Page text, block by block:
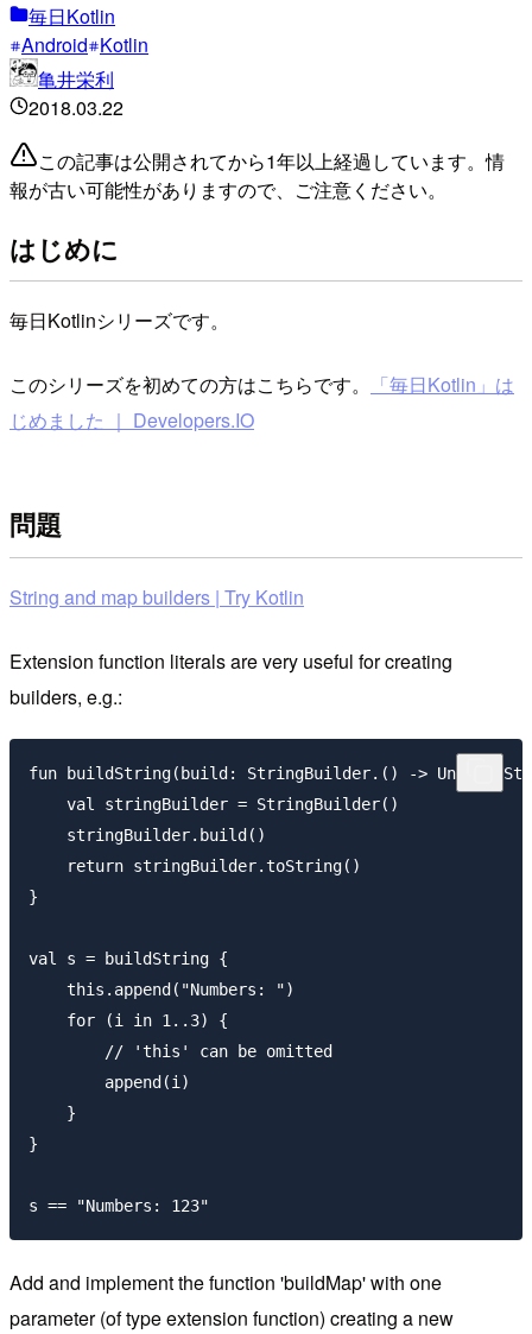
毎日Kotlin
Android Kotlin
亀井栄利
2018.03.22
この記事は公開されてから1年以上経過しています。情
報が古い可能性がありますので、ご注意ください。
はじめに
毎日Kotlinシリーズです。
このシリーズを初めての方はこちらです。
「毎日Kotlin」は
じめました ｜ Developers.IO
問題
String and map builders | Try Kotlin
Extension function literals are very useful for creating
builders, e.g.:
fun buildString(build: StringBuilder.() -> Unit):
    val stringBuilder = StringBuilder()
    stringBuilder.build()
    return stringBuilder.toString()
}
val s = buildString {
    this.append("Numbers: ")
    for (i in 1..3) {
        // 'this' can be omitted
        append(i)
    }
}
Add and implement the function 'buildMap' with one
parameter (of type extension function) creating a new